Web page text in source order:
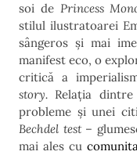
soi de Princess
stilul ilustratoarei
sângeros și mai
manifest eco, o
critică a
story. Relația
probleme și unei
Bechdel test –
mai ales cu